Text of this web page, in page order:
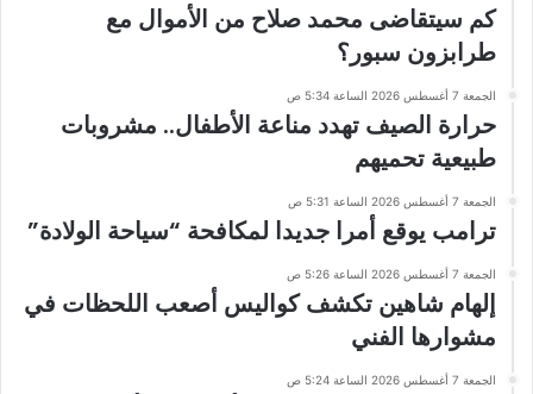
كم سيتقاضى محمد صلاح من الأموال مع
طرابزون سبور؟
الجمعة 7 أغسطس 2026 الساعة 5:34 ص
حرارة الصيف تهدد مناعة الأطفال.. مشروبات
طبيعية تحميهم
الجمعة 7 أغسطس 2026 الساعة 5:31 ص
ترامب يوقع أمرا جديدا لمكافحة “سياحة الولادة”
الجمعة 7 أغسطس 2026 الساعة 5:26 ص
إلهام شاهين تكشف كواليس أصعب اللحظات في
مشوارها الفني
الجمعة 7 أغسطس 2026 الساعة 5:24 ص